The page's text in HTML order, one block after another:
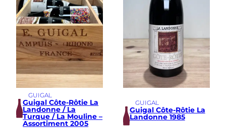
GUIGAL
Guigal Côte-Rôtie La
Landonne / La
Turque / La Mouline –
Assortiment 2005
GUIGAL
Guigal Côte-Rôtie La
Landonne 1985